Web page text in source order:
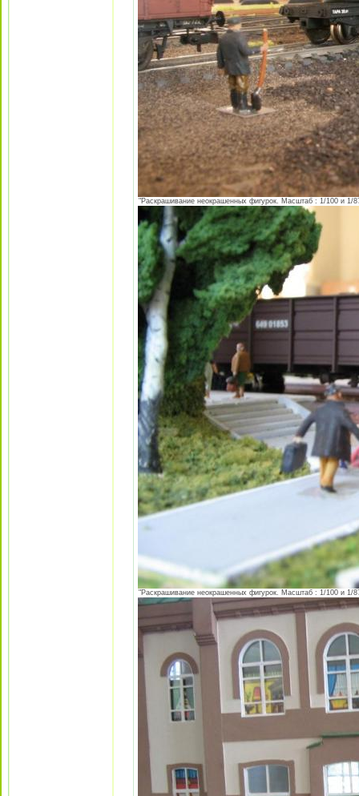
"Раскрашивание неокрашенных фигурок. Масштаб : 1/100 и 1/
"Раскрашивание неокрашенных фигурок. Масштаб : 1/100 и 1/